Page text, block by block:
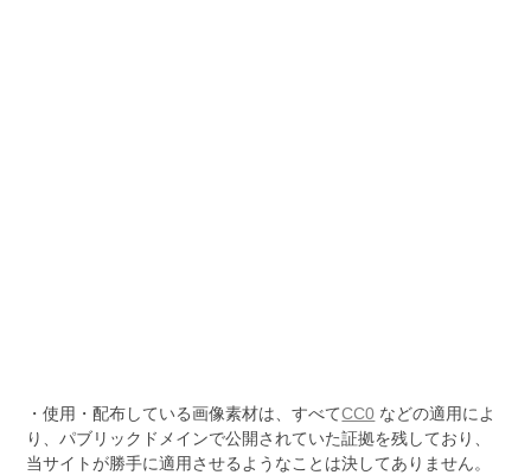
・使用・配布している画像素材は、すべてCC0 などの適用によ
り、パブリックドメインで公開されていた証拠を残しており、
当サイトが勝手に適用させるようなことは決してありません。